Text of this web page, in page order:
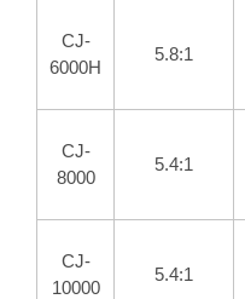
CJ-
6000H
5.8:1
CJ-
8000
5.4:1
CJ-
10000
5.4:1